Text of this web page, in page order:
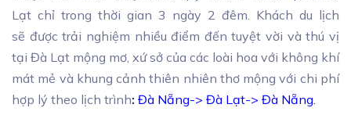
Lạt chỉ trong thời gian 3 ngày 2 đêm. Khách du lịch
sẽ được trải nghiệm nhiều điểm đến tuyệt vời và thú vị
tại Đà Lạt mộng mơ, xứ sở của các loài hoa với không khí
mát mẻ và khung cảnh thiên nhiên thơ mộng với chi phí
hợp lý theo lịch trình: Đà Nẵng-> Đà Lạt-> Đà Nẵng.